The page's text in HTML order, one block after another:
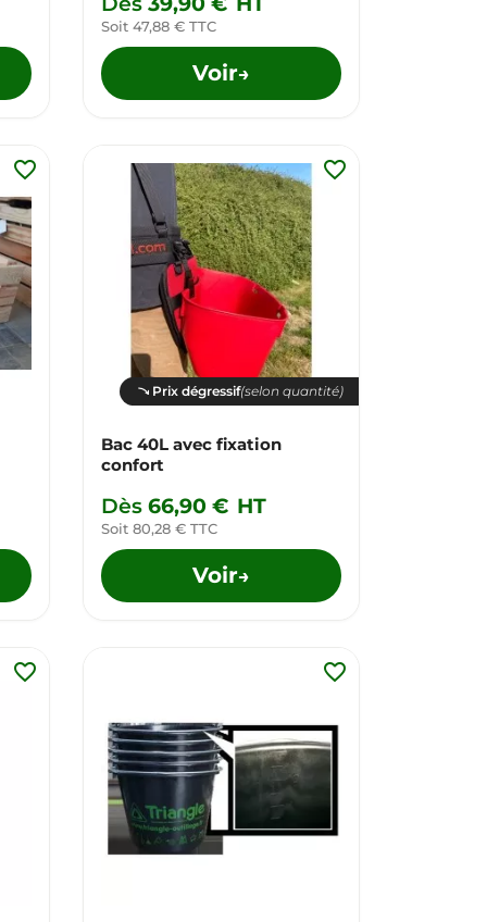
Soit 47,88 € TTC
Voir→
favorite_border
Prix dégressif(selon quantité)
Bac 40L avec fixation
confort
Dès 66,90 € HT
Soit 80,28 € TTC
Voir→
favorite_border
favorite_border favorite_border